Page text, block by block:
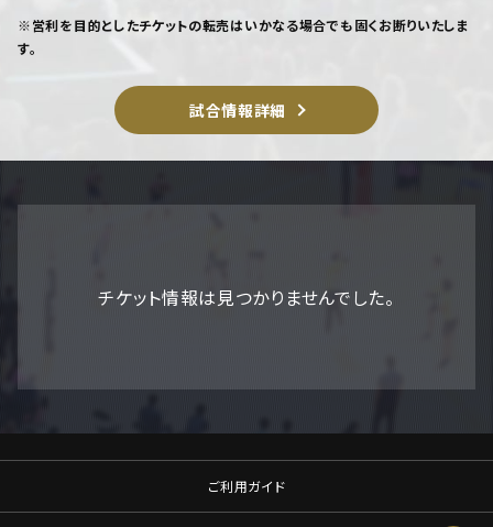
※営利を目的としたチケットの転売はいかなる場合でも固くお断りいたしま
す。
試合情報詳細
チケット情報は見つかりませんでした。
ご利用ガイド